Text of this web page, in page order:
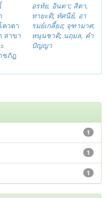
ควตา
สาขา
ชภัฏ
อรทัย, อินตา; สิตา,
ทายะติ; ทัศนีย์, อา
รมย์เกลี้ยง; จุฑามาศ,
หนุนชาติ; นฤมล, คำ
ปัญญา
1
1
1